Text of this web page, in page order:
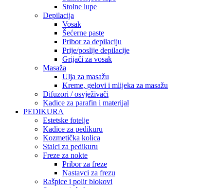
Stolne lupe
Depilacija
Vosak
Šećerne paste
Pribor za depilaciju
Prije/poslije depilacije
Grijači za vosak
Masaža
Ulja za masažu
Kreme, gelovi i mlijeka za masažu
Difuzori / osvježivači
Kadice za parafin i materijal
PEDIKURA
Estetske fotelje
Kadice za pedikuru
Kozmetička kolica
Stalci za pedikuru
Freze za nokte
Pribor za freze
Nastavci za frezu
Rašpice i polir blokovi